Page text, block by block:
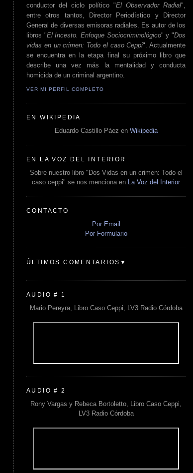
conductor del ciclo político "El Observador Radial",
entre otros tantos, Director Periodístico y Director
General de diversas emisoras radiales. Es autor de los
libros "El Incesto. Enfoque Sociocriminológico" y "Dos
vidas en un crimen: Todo el caso Ceppi". Actualmente
se encuentra en la etapa final su próximo libro que
describe una vez más la mentalidad y conducta
homicida de un criminal argentino.
VER MI PERFIL COMPLETO
EN WIKIPEDIA
Eduardo Castillo Páez en Wikipedia
EN LA VOZ DEL INTERIOR
Sobre nuestro libro "Dos Vidas en un crimen: Todo el
caso ceppi" se nos menciona en
La Voz del Interior
CONTACTO
Por Email
Por Formulario
ÚLTIMOS COMENTARIOS▼
AUDIO # 1
Mario Pereyra, Libro Caso Ceppi, LV3 Radio Córdoba
AUDIO # 2
Rony Vargas y Rebeca Bortoletto, Libro Caso Ceppi,
LV3 Radio Córdoba